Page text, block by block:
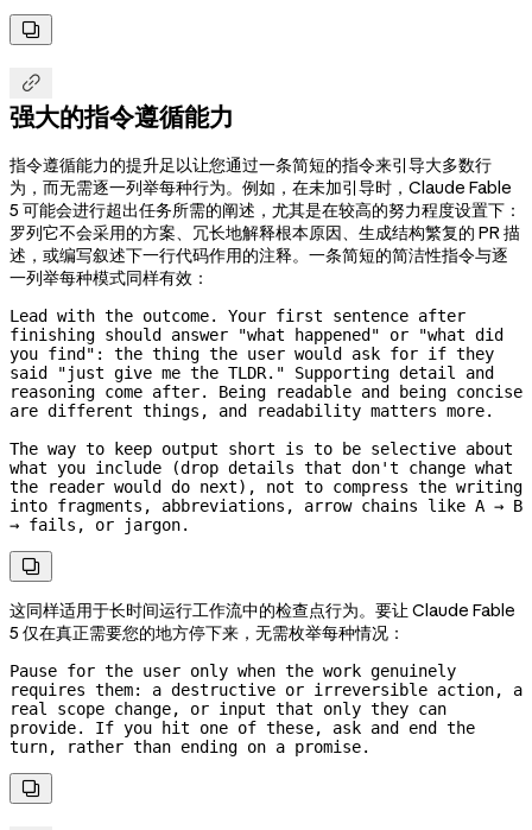


强大的指令遵循能力
指令遵循能力的提升足以让您通过一条简短的指令来引导大多数行
为，而无需逐一列举每种行为。例如，在未加引导时，Claude Fable
5 可能会进行超出任务所需的阐述，尤其是在较高的努力程度设置下：
罗列它不会采用的方案、冗长地解释根本原因、生成结构繁复的 PR 描
述，或编写叙述下一行代码作用的注释。一条简短的简洁性指令与逐
一列举每种模式同样有效：
Lead with the outcome. Your first sentence after
finishing should answer "what happened" or "what did
you find": the thing the user would ask for if they
said "just give me the TLDR." Supporting detail and
reasoning come after. Being readable and being concise
are different things, and readability matters more.
The way to keep output short is to be selective about
what you include (drop details that don't change what
the reader would do next), not to compress the writing
into fragments, abbreviations, arrow chains like A → B
→ fails, or jargon.

这同样适用于长时间运行工作流中的检查点行为。要让 Claude Fable
5 仅在真正需要您的地方停下来，无需枚举每种情况：
Pause for the user only when the work genuinely
requires them: a destructive or irreversible action, a
real scope change, or input that only they can
provide. If you hit one of these, ask and end the
turn, rather than ending on a promise.
